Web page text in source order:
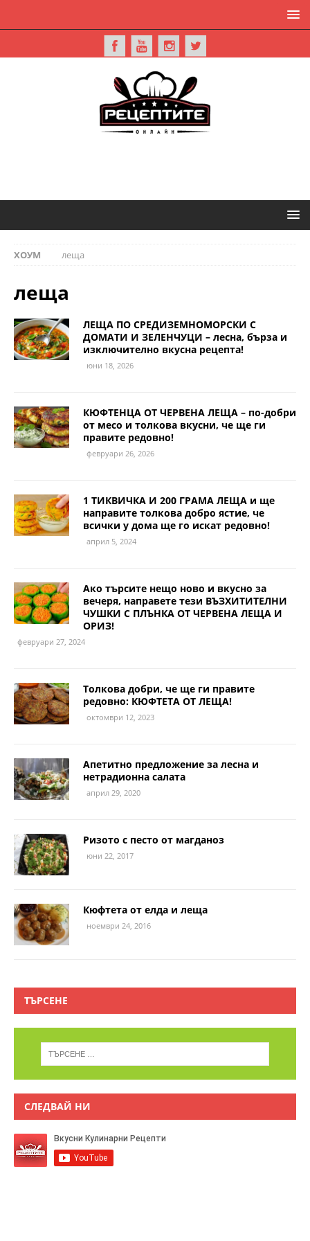
ХОУМ леща
леща
ЛЕЩА ПО СРЕДИЗЕМНОМОРСКИ С
ДОМАТИ И ЗЕЛЕНЧУЦИ – лесна, бърза и
изключително вкусна рецепта!
юни 18, 2026
КЮФТЕНЦА ОТ ЧЕРВЕНА ЛЕЩА – по-добри
от месо и толкова вкусни, че ще ги
правите редовно!
февруари 26, 2026
1 ТИКВИЧКА И 200 ГРАМА ЛЕЩА и ще
направите толкова добро ястие, че
всички у дома ще го искат редовно!
април 5, 2024
Ако търсите нещо ново и вкусно за
вечеря, направете тези ВЪЗХИТИТЕЛНИ
ЧУШКИ С ПЛЪНКА ОТ ЧЕРВЕНА ЛЕЩА И
ОРИЗ!
февруари 27, 2024
Толкова добри, че ще ги правите
редовно: КЮФТЕТА ОТ ЛЕЩА!
октомври 12, 2023
Апетитно предложение за лесна и
нетрадионна салата
април 29, 2020
Ризото с песто от магданоз
юни 22, 2017
Кюфтета от елда и леща
ноември 24, 2016
ТЪРСЕНЕ
СЛЕДВАЙ НИ